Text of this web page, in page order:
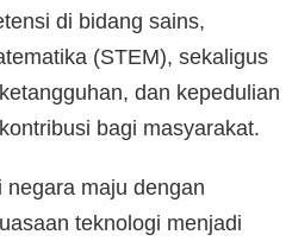
di bidang sains,
(STEM), sekaligus
dan kepedulian
bagi masyarakat.
negara maju dengan
teknologi menjadi